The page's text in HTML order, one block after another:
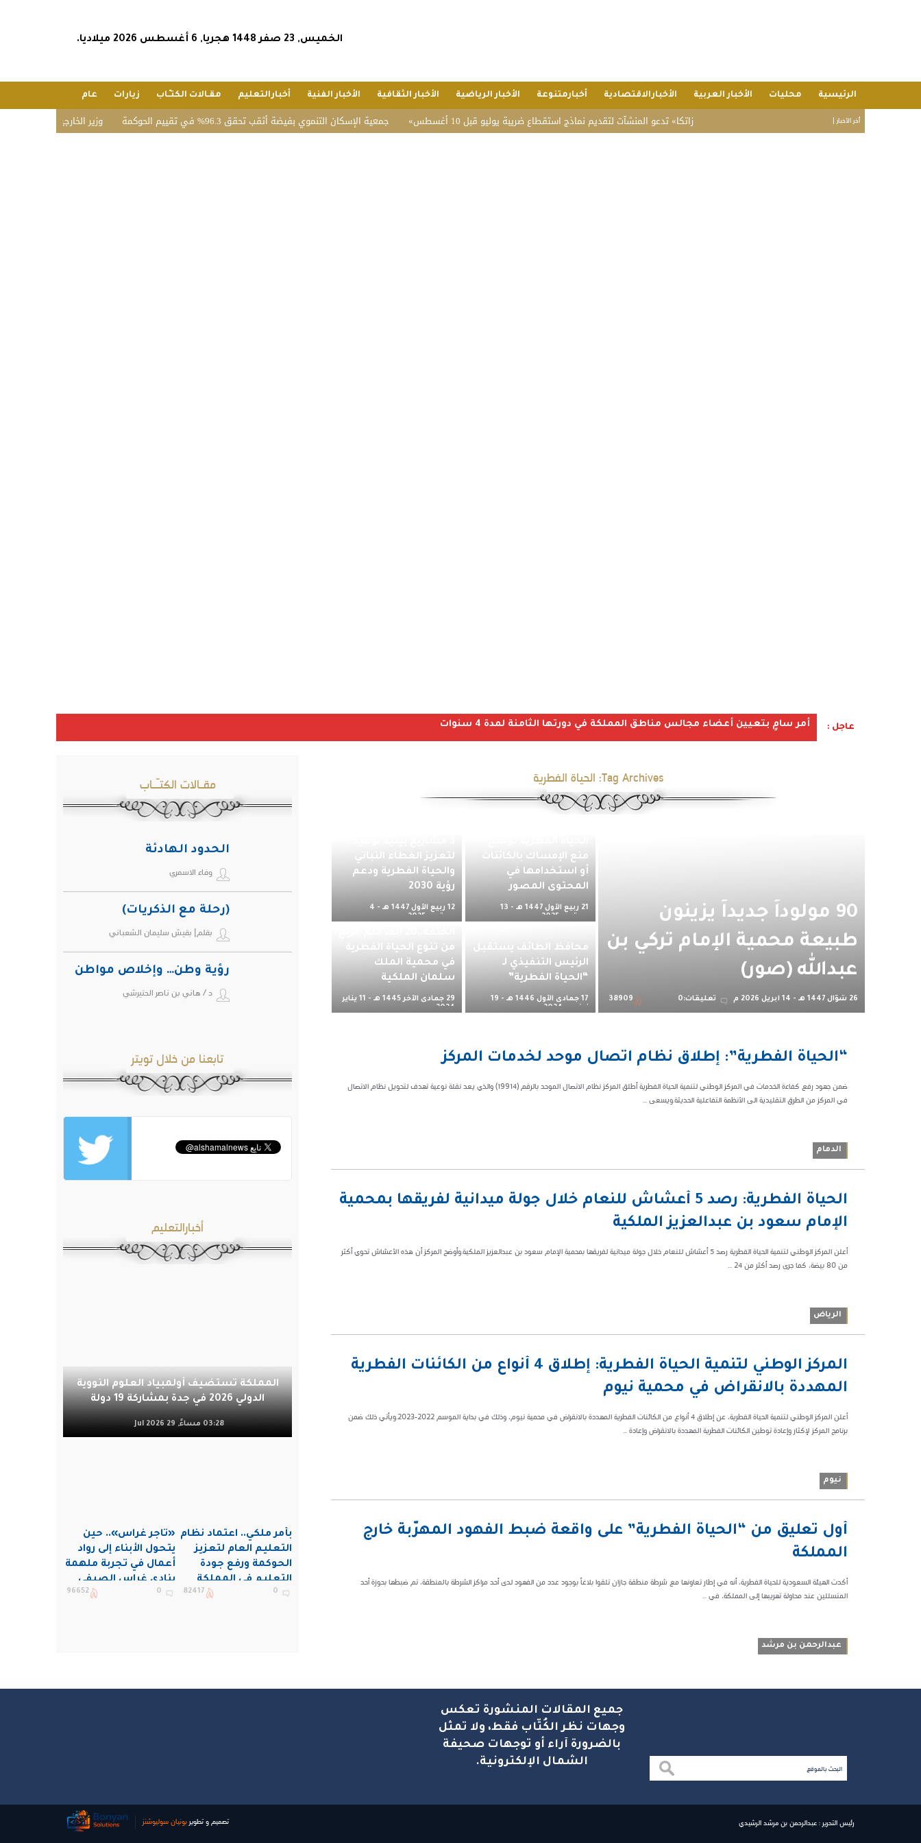
الخميس, 23 صفر 1448 هجريا, 6 أغسطس 2026 ميلاديا.
الرئيسية محليات الأخبار العربية الأخبارالاقتصادية أخبارمتنوعة الأخبار الرياضية الأخبار الثقافية الأخبار الفنية أخبارالتعليم مقـالات الكتـّـاب زيارات عام
أخر الأخبار | وزير الخارجية يشارك في جمعية الإسكان التنموي بفيضة أثقب تحقق 96.3% في تقييم الحوكمة «زاتكا» تدعو المنشآت لتقديم نماذج استقطاع ضريبة يوليو قبل 10 أغسطس
عاجل : أمر سامٍ بتعيين أعضاء مجالس مناطق المملكة في دورتها الثامنة لمدة 4 سنوات
Tag Archives: الحياة الفطرية
90 مولوداً جديداً يزينون
طبيعة محمية الإمام تركي بن
عبدالله (صور)
26 شوّال 1447 هـ - 14 أبريل 2026 م تعليقات:0 38909
منع الإمساك بالكائنات
أو استخدامها في
المحتوى المصور
21 ربيع الأول 1447 هـ - 13
لتعزيز الغطاء النباتي
والحياة الفطرية ودعم
رؤية 2030
12 ربيع الأول 1447 هـ - 4
محافظ الطائف يستقبل
الرئيس التنفيذي لـ
“الحياة الفطرية”
17 جمادى الأول 1446 هـ - 19
نوفمبر 2024 م
من تنوع الحياة الفطرية
في محمية الملك
سلمان الملكية
29 جمادى الآخر 1445 هـ - 11 يناير
2024 م
“الحياة الفطرية”: إطلاق نظام اتصال موحد لخدمات المركز
ضمن جهود رفع كفاءة الخدمات في المركز الوطني لتنمية الحياة الفطرية أطلق المركز نظام الاتصال الموحد بالرقم (19914) والذي يعد نقلة نوعية تهدف لتحويل نظام الاتصال
في المركز من الطرق التقليدية الى الأنظمة التفاعلية الحديثة.ويسعى ...
الدمام
الحياة الفطرية: رصد 5 أعشاش للنعام خلال جولة ميدانية لفريقها بمحمية
الإمام سعود بن عبدالعزيز الملكية
أعلن المركز الوطني لتنمية الحياة الفطرية رصد 5 أعشاش للنعام خلال جولة ميدانية لفريقها بمحمية الإمام سعود بن عبدالعزيز الملكية.وأوضح المركز أن هذه الأعشاش تحوي أكثر
من 80 بيضة، كما جرى رصد أكثر من 24 ...
الرياض
المركز الوطني لتنمية الحياة الفطرية: إطلاق 4 أنواع من الكائنات الفطرية
المهددة بالانقراض في محمية نيوم
أعلن المركز الوطني لتنمية الحياة الفطرية، عن إطلاق 4 أنواع من الكائنات الفطرية المهددة بالانقراض في محمية نيوم، وذلك في بداية الموسم 2022-2023.ويأتي ذلك ضمن
برنامج المركز لإكثار وإعادة توطين الكائنات الفطرية المهددة بالانقراض وإعادة ...
نيوم
أول تعليق من “الحياة الفطرية” على واقعة ضبط الفهود المهرّبة خارج
المملكة
أكدت الهيئة السعودية للحياة الفطرية، أنه في إطار تعاونها مع شرطة منطقة جازان تلقوا بلاغاً بوجود عدد من الفهود لدى أحد مراكز الشرطة بالمنطقة، تم ضبطها بحوزة أحد
المتسللين عند محاولة تهريبها إلى المملكة، في ...
عبدالرحمن بن مرشد
مقـالات الكتـّـاب
الحدود الهادئة
وفاء الاسمري
(رحلة مع الذكريات)
بقلم| بقيش سليمان الشعباني
رؤية وطن… وإخلاص مواطن
د / هاني بن ناصر الحتيرشي
تابعنا من خلال تويتر
أخبارالتعليم
المملكة تستضيف أولمبياد العلوم النووية
الدولي 2026 في جدة بمشاركة 19 دولة
03:28 مساءً, 29 Jul 2026
بأمر ملكي.. اعتماد نظام
التعليم العام لتعزيز
الحوكمة ورفع جودة
التعليم في المملكة
0
82417
«تاجر غراس».. حين
يتحول الأبناء إلى رواد
أعمال في تجربة ملهمة
بنادي غراس الصيفي
بالجبيل
0
96652
جميع المقالات المنشورة تعكس
وجهات نظر الكُتّاب فقط، ولا تمثل
بالضرورة آراء أو توجهات صحيفة
الشمال الإلكترونية.
رئيس التحرير : عبدالرحمن بن مرشد الرشيدي تصميم و تطوير بونیان سولیوشنز